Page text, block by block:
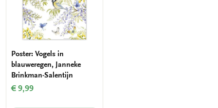
Poster: Vogels in
blauweregen, Janneke
Brinkman-Salentijn
€ 9,99